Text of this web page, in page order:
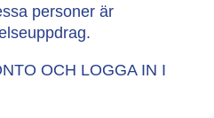
personer är
OCH LOGGA IN I